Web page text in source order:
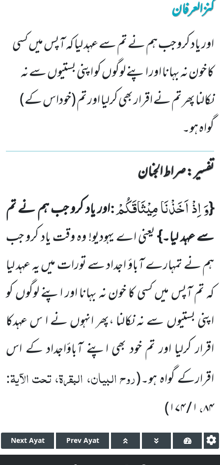
کنزالعرفان
اور یاد کرو جب ہم نے تم سے عہد لیا کہ آپس میں کسی
کا خون نہ بہانا اور اپنے لوگوں کو اپنی بستیوں سے نہ
نکالنا پھر تم نے اقرار بھی کرلیا اور تم (خوداس کے)
گواہ ہو۔
تفسیر : ‎صراط الجنان
{وَ اِذْ اَخَذْنَا مِیْثَاقَكُمْ:اور یاد کرو جب ہم نے تم
سے عہد لیا۔}یعنی اے یہودیو! وہ وقت یاد کرو جب
ہم نے تمہارےآباؤ اجداد سے تورات میں یہ عہد لیا
کہ تم آپس میں کسی کا خون نہ بہانا اور اپنے لوگوں کو
اپنی بستیوں سے نہ نکالنا ،پھر انہوں نے ا س عہدکا
اقرار کرلیا اور تم خود بھی اپنے آباؤاجداد کے اس
اقرارکے گواہ ہو۔(روح البیان، البقرۃ، تحت الآیۃ:
۸۴،۱ / ۱۷۴ )
Next Ayat Prev Ayat